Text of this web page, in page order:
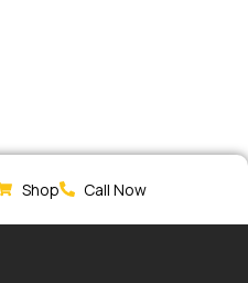
Shop Call Now